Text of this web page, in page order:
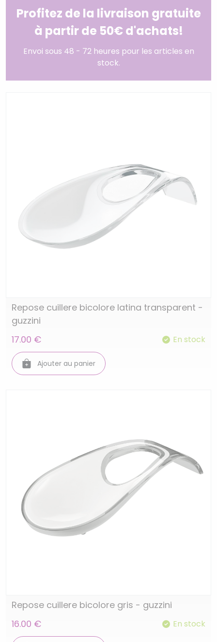
Profitez de la livraison gratuite
à partir de 50€ d'achats!
Envoi sous 48 - 72 heures pour les articles en
stock.
Repose cuillere bicolore latina transparent -
guzzini
17.00 €
En stock
Ajouter au panier
Repose cuillere bicolore gris - guzzini
16.00 €
En stock